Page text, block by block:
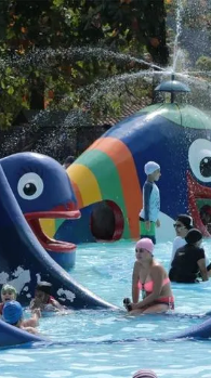
6.
bolos
7.
torneo bolos
8.
talleres creativos
9.
refrigerio
10. liderazgo